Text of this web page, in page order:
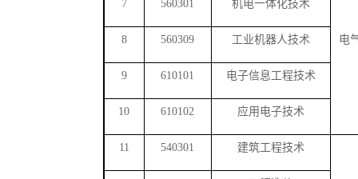
电
7 560301 机电一体化技术
8 560309 工业机器人技术
9 610101 电子信息工程技术
10 610102 应用电子技术
11 540301 建筑工程技术